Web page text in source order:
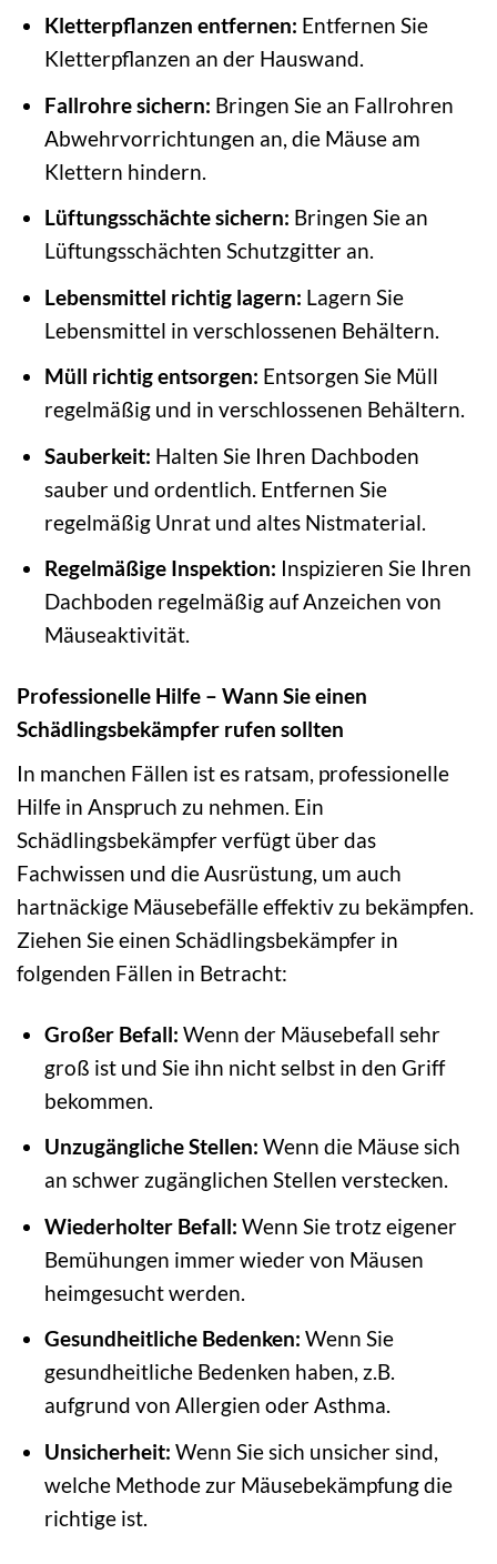
Kletterpflanzen entfernen: Entfernen Sie
Kletterpflanzen an der Hauswand.
Fallrohre sichern: Bringen Sie an Fallrohren
Abwehrvorrichtungen an, die Mäuse am
Klettern hindern.
Lüftungsschächte sichern: Bringen Sie an
Lüftungsschächten Schutzgitter an.
Lebensmittel richtig lagern: Lagern Sie
Lebensmittel in verschlossenen Behältern.
Müll richtig entsorgen: Entsorgen Sie Müll
regelmäßig und in verschlossenen Behältern.
Sauberkeit: Halten Sie Ihren Dachboden
sauber und ordentlich. Entfernen Sie
regelmäßig Unrat und altes Nistmaterial.
Regelmäßige Inspektion: Inspizieren Sie Ihren
Dachboden regelmäßig auf Anzeichen von
Mäuseaktivität.
Professionelle Hilfe – Wann Sie einen
Schädlingsbekämpfer rufen sollten
In manchen Fällen ist es ratsam, professionelle
Hilfe in Anspruch zu nehmen. Ein
Schädlingsbekämpfer verfügt über das
Fachwissen und die Ausrüstung, um auch
hartnäckige Mäusebefälle effektiv zu bekämpfen.
Ziehen Sie einen Schädlingsbekämpfer in
folgenden Fällen in Betracht:
Großer Befall: Wenn der Mäusebefall sehr
groß ist und Sie ihn nicht selbst in den Griff
bekommen.
Unzugängliche Stellen: Wenn die Mäuse sich
an schwer zugänglichen Stellen verstecken.
Wiederholter Befall: Wenn Sie trotz eigener
Bemühungen immer wieder von Mäusen
heimgesucht werden.
Gesundheitliche Bedenken: Wenn Sie
gesundheitliche Bedenken haben, z.B.
aufgrund von Allergien oder Asthma.
Unsicherheit: Wenn Sie sich unsicher sind,
welche Methode zur Mäusebekämpfung die
richtige ist.